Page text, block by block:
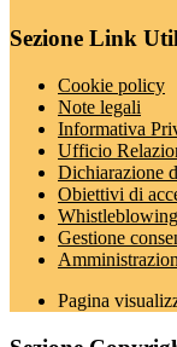
Sezione Link
Cookie policy
Note legali
Informativa
Ufficio
Dichiarazione
Obiettivi di
Whistleblowing
Gestione
Pagina